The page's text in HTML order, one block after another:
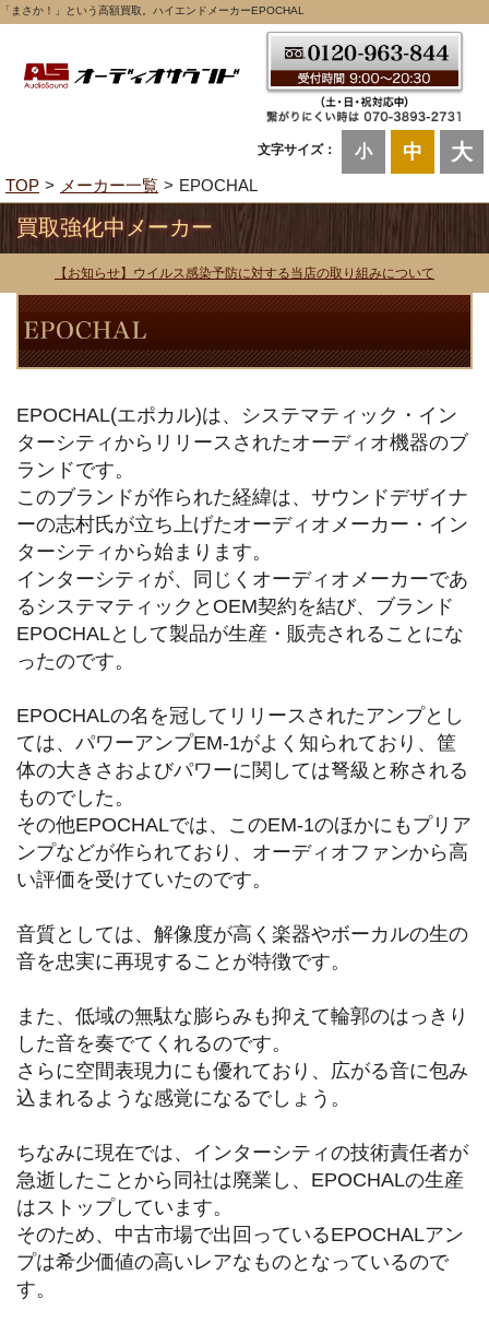
「まさか！」という高額買取。ハイエンドメーカーEPOCHAL
文字サイズ： 小 中 大
TOP メーカー一覧 EPOCHAL
買取強化中メーカー
【お知らせ】ウイルス感染予防に対する当店の取り組みについて
EPOCHAL(エポカル)は、システマティック・イン
ターシティからリリースされたオーディオ機器のブ
ランドです。
このブランドが作られた経緯は、サウンドデザイナ
ーの志村氏が立ち上げたオーディオメーカー・イン
ターシティから始まります。
インターシティが、同じくオーディオメーカーであ
るシステマティックとOEM契約を結び、ブランド
EPOCHALとして製品が生産・販売されることにな
ったのです。
EPOCHALの名を冠してリリースされたアンプとし
ては、パワーアンプEM-1がよく知られており、筐
体の大きさおよびパワーに関しては弩級と称される
ものでした。
その他EPOCHALでは、このEM-1のほかにもプリア
ンプなどが作られており、オーディオファンから高
い評価を受けていたのです。
音質としては、解像度が高く楽器やボーカルの生の
音を忠実に再現することが特徴です。
また、低域の無駄な膨らみも抑えて輪郭のはっきり
した音を奏でてくれるのです。
さらに空間表現力にも優れており、広がる音に包み
込まれるような感覚になるでしょう。
ちなみに現在では、インターシティの技術責任者が
急逝したことから同社は廃業し、EPOCHALの生産
はストップしています。
そのため、中古市場で出回っているEPOCHALアン
プは希少価値の高いレアなものとなっているので
す。